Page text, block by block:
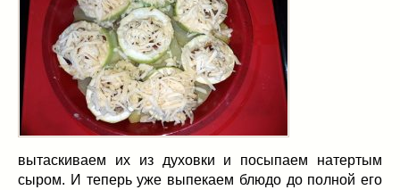
вытаскиваем их из духовки и посыпаем натертым
сыром. И теперь уже выпекаем блюдо до полной его